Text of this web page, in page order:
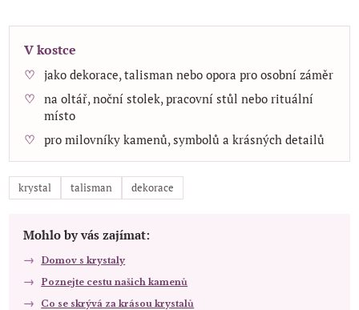
V kostce
jako dekorace, talisman nebo opora pro osobní záměr
na oltář, noční stolek, pracovní stůl nebo rituální
místo
pro milovníky kamenů, symbolů a krásných detailů
krystal talisman dekorace
Mohlo by vás zajímat:
Domov s krystaly
Poznejte cestu našich kamenů
Co se skrývá za krásou krystalů